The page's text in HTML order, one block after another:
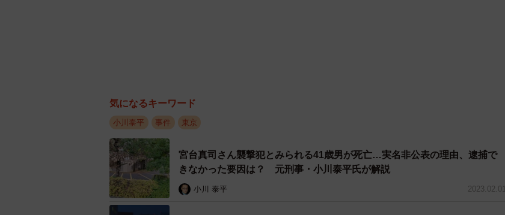
気になるキーワード
小川泰平 事件 東京
宮台真司さん襲撃犯とみられる41歳男が死亡…実名非公表の理由、逮捕で
きなかった要因は？ 元刑事・小川泰平氏が解説
小川 泰平 2023.02.01